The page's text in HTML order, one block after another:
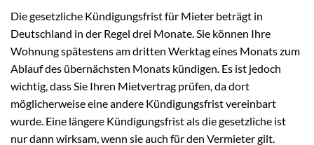
Die gesetzliche Kündigungsfrist für Mieter beträgt in
Deutschland in der Regel drei Monate. Sie können Ihre
Wohnung spätestens am dritten Werktag eines Monats zum
Ablauf des übernächsten Monats kündigen. Es ist jedoch
wichtig, dass Sie Ihren Mietvertrag prüfen, da dort
möglicherweise eine andere Kündigungsfrist vereinbart
wurde. Eine längere Kündigungsfrist als die gesetzliche ist
nur dann wirksam, wenn sie auch für den Vermieter gilt.